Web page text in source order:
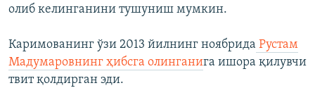
олиб келинганини тушуниш мумкин.
Каримованинг ўзи 2013 йилнинг ноябрида Рустам
Мадумаровнинг ҳибсга олинганига ишора қилувчи
твит қолдирган эди.